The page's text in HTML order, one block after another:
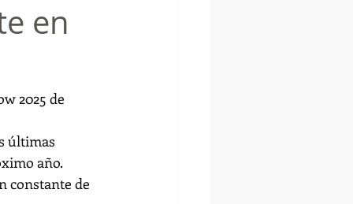
en
2025 de
últimas
año.
constante de